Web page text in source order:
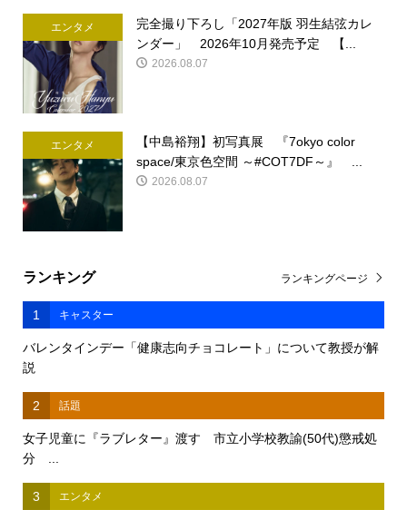
エンタメ
完全撮り下ろし「2027年版 羽生結弦カレ
ンダー」 2026年10月発売予定 【...
2026.08.07
エンタメ
【中島裕翔】初写真展 『7okyo color
space/東京色空間 ～#COT7DF～』 ...
2026.08.07
ランキング
1 キャスター
バレンタインデー「健康志向チョコレート」について教授が解
説
2 話題
女子児童に『ラブレター』渡す 市立小学校教諭(50代)懲戒処
分 ...
3 エンタメ
ランキングページ